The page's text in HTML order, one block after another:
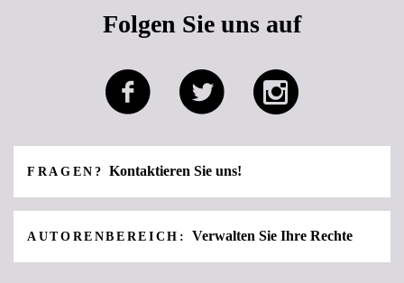
Folgen Sie uns auf
FRAGEN? Kontaktieren Sie uns!
AUTORENBEREICH: Verwalten Sie Ihre Rechte